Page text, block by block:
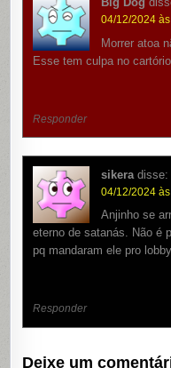
04/12/2024
Morrer atoa
Esse tem culpa no cartório.
Responder
sikera disse:
04/12/2024
Anjinho se
eterno de satanás. Não é
pq mandaram ele pro lobby
Responder
Deixe um